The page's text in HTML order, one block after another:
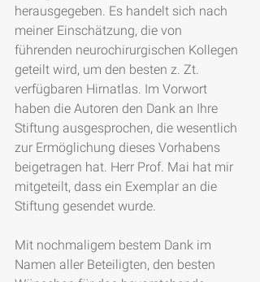
herausgegeben. Es handelt sich nach
meiner Einschätzung, die von
führenden neurochirurgischen Kollegen
geteilt wird, um den besten z. Zt.
verfügbaren Hirnatlas. Im Vorwort
haben die Autoren den Dank an Ihre
Stiftung ausgesprochen, die wesentlich
zur Ermöglichung dieses Vorhabens
beigetragen hat. Herr Prof. Mai hat mir
mitgeteilt, dass ein Exemplar an die
Stiftung gesendet wurde.
Mit nochmaligem bestem Dank im
Namen aller Beteiligten, den besten